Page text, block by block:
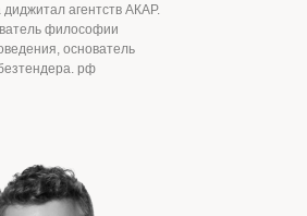
диджитал агентств АКАР.
философии
основатель
рф